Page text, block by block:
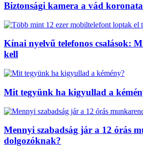
Biztonsági kamera a vád
Kínai nyelvű telefonos csalások:
kell
Mit tegyünk ha kigyullad a
Mennyi szabadság jár a 12 órás
dolgozóknak?